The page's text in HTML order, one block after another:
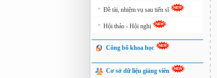
» Đề tài, nhiệm vụ sau tiến sĩ
» Hội thảo - Hội nghị
Công bố khoa học
Cơ sở dữ liệu giảng viên